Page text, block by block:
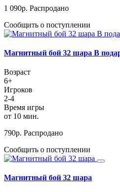
1 090р. Распродано
Сообщить о поступлении
Магнитный бой 32 шара В
Возраст
6+
Игроков
2-4
Время игры
от 10 мин.
790р. Распродано
Сообщить о поступлении
Магнитный бой 32 шара